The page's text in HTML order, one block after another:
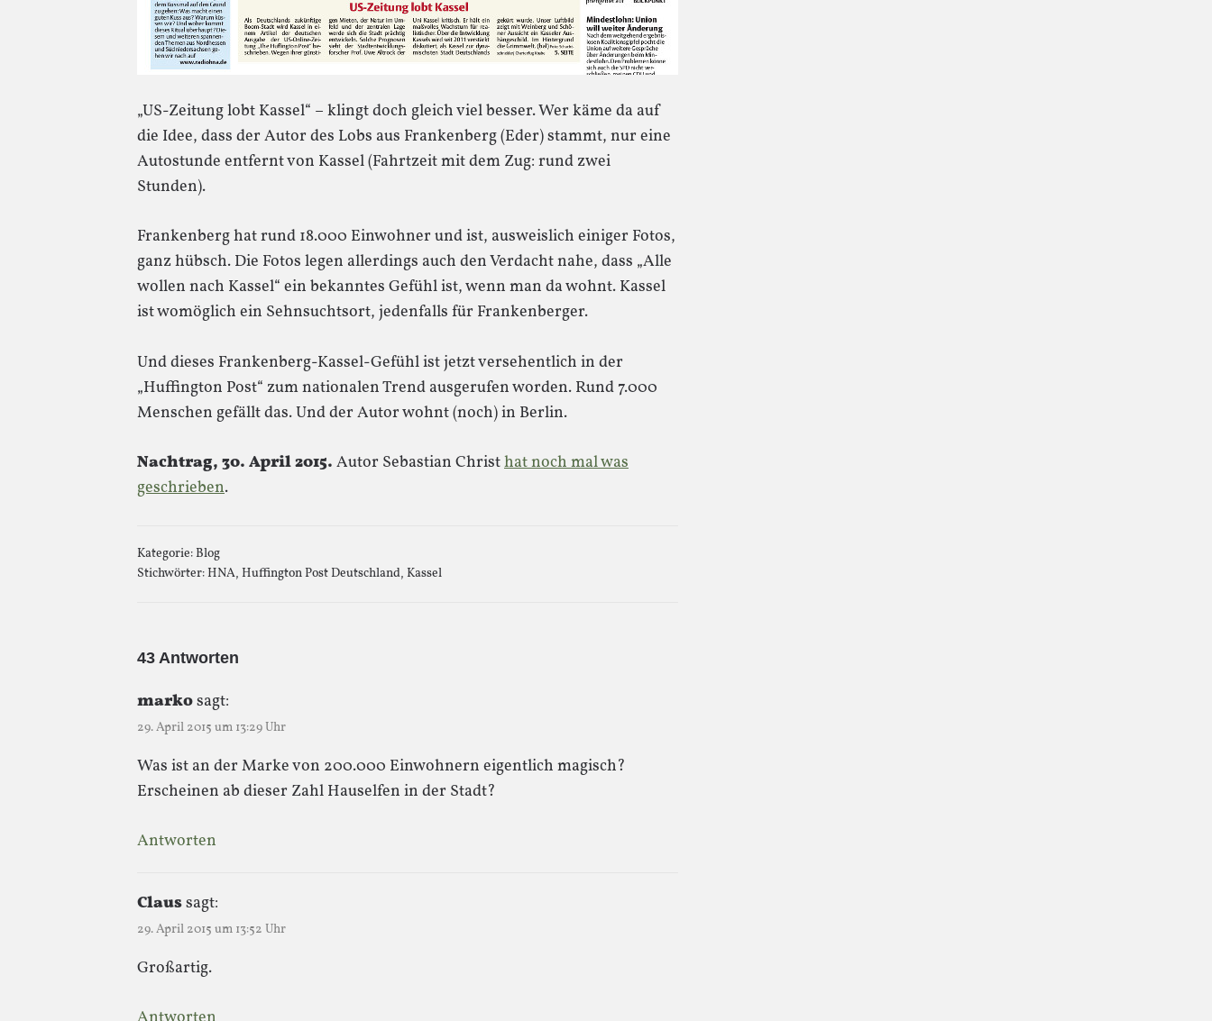
„US-Zeitung lobt Kassel“ – klingt doch gleich viel besser. Wer käme da auf
die Idee, dass der Autor des Lobs aus Frankenberg (Eder) stammt, nur eine
Autostunde entfernt von Kassel (Fahrtzeit mit dem Zug: rund zwei
Stunden).
Frankenberg hat rund 18.000 Einwohner und ist, ausweislich einiger Fotos,
ganz hübsch. Die Fotos legen allerdings auch den Verdacht nahe, dass „Alle
wollen nach Kassel“ ein bekanntes Gefühl ist, wenn man da wohnt. Kassel
ist womöglich ein Sehnsuchtsort, jedenfalls für Frankenberger.
Und dieses Frankenberg-Kassel-Gefühl ist jetzt versehentlich in der
„Huffington Post“ zum nationalen Trend ausgerufen worden. Rund 7.000
Menschen gefällt das. Und der Autor wohnt (noch) in Berlin.
Nachtrag, 30. April 2015. Autor Sebastian Christhat noch mal was
geschrieben.
Kategorie:Blog
Stichwörter:HNA, Huffington Post Deutschland, Kassel
43 Antworten
markosagt:
29. April 2015 um 13:29 Uhr
Was ist an der Marke von 200.000 Einwohnern eigentlich magisch?
Erscheinen ab dieser Zahl Hauselfen in der Stadt?
Antworten
Claussagt:
29. April 2015 um 13:52 Uhr
Großartig.